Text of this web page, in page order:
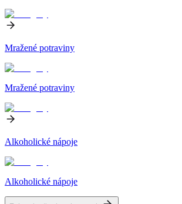
Mražené potraviny
Mražené potraviny
Alkoholické nápoje
Alkoholické nápoje